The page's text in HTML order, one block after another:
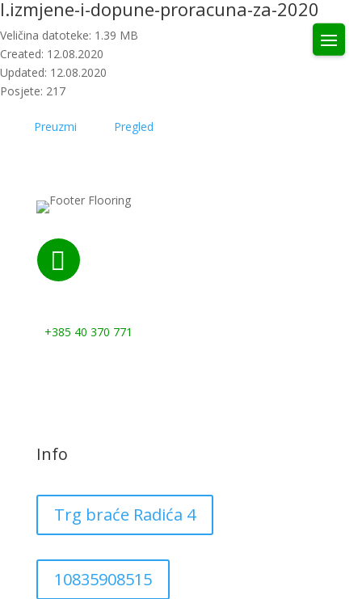
I.izmjene-i-dopune-proracuna-za-2020
Veličina datoteke: 1.39 MB
Created: 12.08.2020
Updated: 12.08.2020
Posjete: 217
Preuzmi Pregled

+385 40 370 771
Info
Trg braće Radića 4
10835908515